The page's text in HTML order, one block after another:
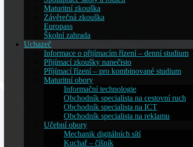
Maturitní zkouška
Závěrečná zkouška
Europass
Školní zahrada
Uchazeč
Informace o přijímacím řízení – denní studium
Přijímací zkoušky nanečisto
Příjímací řízení – pro kombinované studium
Maturitní obory
Informační technologie
Obchodník specialista na cestovní ruch
Obchodník specialista na ICT
Obchodník specialista na reklamu
Učební obory
Mechanik digitálních sítí
Kuchař – číšník